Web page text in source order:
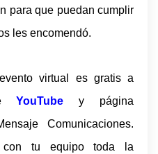
para que puedan cumplir
les encomendó.
virtual es gratis a
YouTube y página
Comunicaciones.
con tu equipo toda la